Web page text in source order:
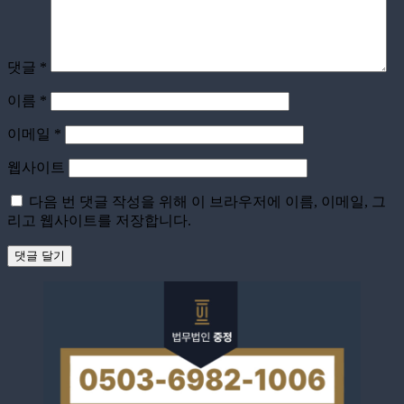
댓글 *
이름 *
이메일 *
웹사이트
다음 번 댓글 작성을 위해 이 브라우저에 이름, 이메일, 그
리고 웹사이트를 저장합니다.